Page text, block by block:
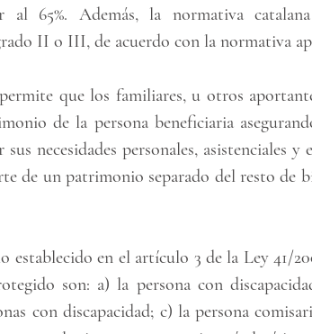
al 65%. Además, la normativa
II o III, de acuerdo con la normativa
que los familiares, u otros
de la persona beneficiaria
necesidades personales, asistenciales
de un patrimonio separado del resto de
establecido en el artículo 3 de la Ley 41/
son: a) la persona con
con discapacidad; c) la persona